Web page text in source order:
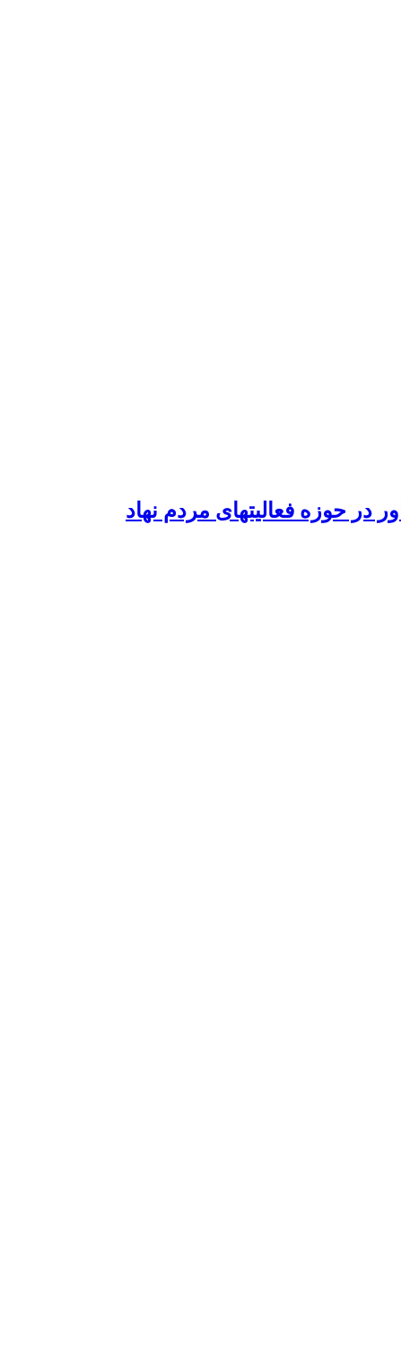
حوزه فعالیتهای مردم نهاد